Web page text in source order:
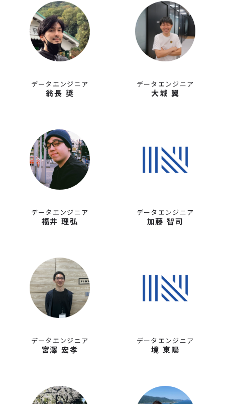
データエンジニア
翁長 奨
データエンジニア
大城 翼
データエンジニア
福井 理弘
データエンジニア
加藤 智司
データエンジニア
宮澤 宏孝
データエンジニア
境 東陽